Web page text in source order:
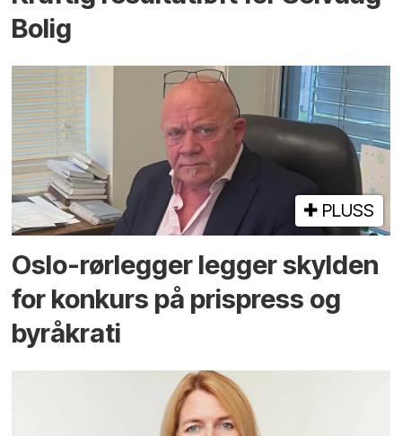
Bolig
PLUSS
Oslo-rørlegger legger skylden
for konkurs på prispress og
byråkrati